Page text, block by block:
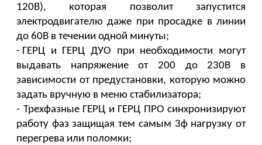
120В), которая позволит запустится
электродвигателю даже при просадке в линии
до 60В в течении одной минуты;
- ГЕРЦ и ГЕРЦ ДУО при необходимости могут
выдавать напряжение от 200 до 230В в
зависимости от предустановки, которую можно
задать вручную в меню стабилизатора;
- Трехфазные ГЕРЦ и ГЕРЦ ПРО синхронизируют
работу фаз защищая тем самым 3ф нагрузку от
перегрева или поломки;